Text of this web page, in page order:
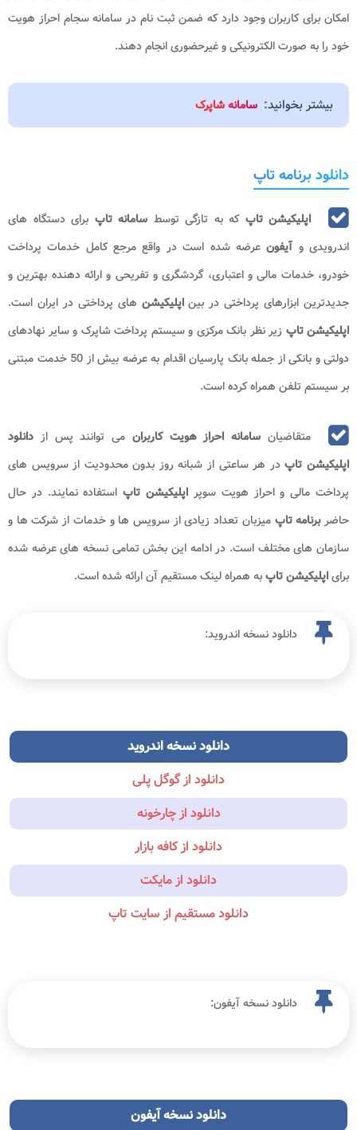
امکان برای کاربران وجود دارد که ضمن ثبت نام در سامانه سجام احراز هویت
خود را به صورت الکترونیکی و غیرحضوری انجام دهند.
بیشتر بخوانید: سامانه شاپرک
دانلود برنامه تاپ
اپلیکیشن تاپکه به تازگی توسط سامانه تاپ برای دستگاه های
اندرویدی و آیفونعرضه شده است در واقع مرجع کامل خدمات پرداخت
خودرو، خدمات مالی و اعتباری، گردشگری و تفریحی و ارائه دهنده بهترین و
جدیدترین ابزارهای پرداختی در بیناپلیکیشن های پرداختی در ایران است.
اپلیکیشن تاپ زیر نظر بانک مرکزی و سیستم پرداخت شاپرک و سایر نهادهای
دولتی و بانکی از جمله بانک پارسیان اقدام به عرضه بیش از 50 خدمت مبتنی
بر سیستم تلفن همراه کرده است.
متقاضیان سامانه احراز هویت کاربران می توانند پس از دانلود
اپلیکیشن تاپدر هر ساعتی از شبانه روز بدون محدودیت از سرویس های
پرداخت مالی و احراز هویت سوپر اپلیکیشن تاپ استفاده نمایند. در حال
حاضربرنامه تاپ میزبان تعداد زیادی از سرویس ها و خدمات از شرکت ها و
سازمان های مختلف است. در ادامه این بخش تمامی نسخه های عرضه شده
برایاپلیکیشن تاپبه همراه لینک مستقیم آن ارائه شده است.
دانلود نسخه اندروید:
دانلود نسخه اندروید
دانلود از گوگل پلی
دانلود از چارخونه
دانلود از کافه بازار
دانلود از مایکت
دانلود مستقیم از سایت تاپ
دانلود نسخه آیفون:
دانلود نسخه آیفون